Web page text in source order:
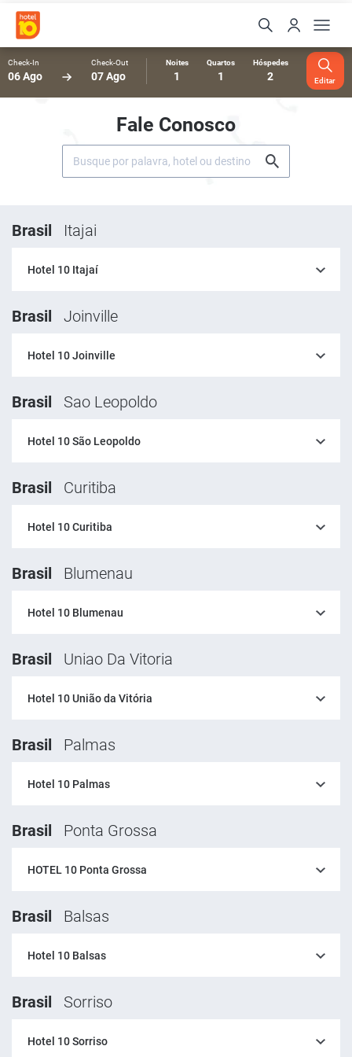
Check-In
06 Ago
Check-Out
07 Ago
Noites
1
Quartos
1
Hóspedes
2 Editar
Fale Conosco
Brasil Itajai
Hotel 10 Itajaí
Brasil Joinville
Hotel 10 Joinville
Brasil Sao Leopoldo
Hotel 10 São Leopoldo
Brasil Curitiba
Hotel 10 Curitiba
Brasil Blumenau
Hotel 10 Blumenau
Brasil Uniao Da Vitoria
Hotel 10 União da Vitória
Brasil Palmas
Hotel 10 Palmas
Brasil Ponta Grossa
HOTEL 10 Ponta Grossa
Brasil Balsas
Hotel 10 Balsas
Brasil Sorriso
Hotel 10 Sorriso